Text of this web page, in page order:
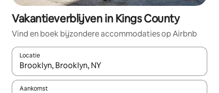
Vakantieverblijven in Kings County
Vind en boek bijzondere accommodaties op Airbnb
Locatie
Wanneer er resultaten beschikbaar zijn, maak je een keuze
Aankomst